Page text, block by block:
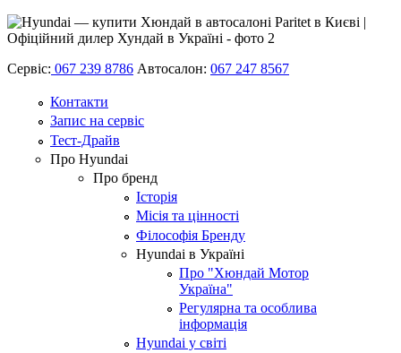
Сервіс: 067 239 8786 Автосалон: 067 247 8567
Контакти
Запис на сервіс
Тест-Драйв
Про Hyundai
Про бренд
Історія
Місія та цінності
Філософія Бренду
Hyundai в Україні
Про "Хюндай Мотор
Україна"
Регулярна та особлива
інформація
Hyundai у світі